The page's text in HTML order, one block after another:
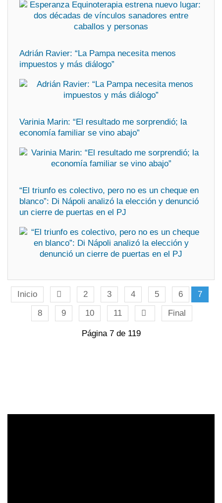
Adrián Ravier: “La Pampa necesita menos
impuestos y más diálogo”
Varinia Marin: “El resultado me sorprendió; la
economía familiar se vino abajo”
“El triunfo es colectivo, pero no es un cheque en
blanco”: Di Nápoli analizó la elección y denunció
un cierre de puertas en el PJ
Inicio 2 3 4 5 6
7
8
9 10 11 Final
Página 7 de 119